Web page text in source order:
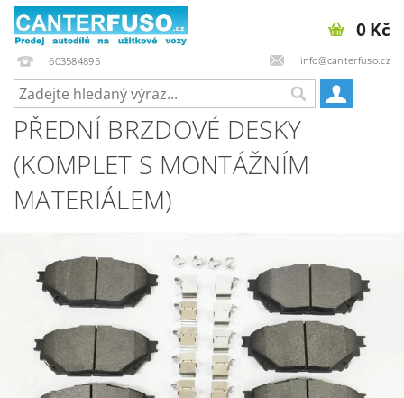
603584895 info@canterfuso.cz
0 Kč
PŘEDNÍ BRZDOVÉ DESKY
(KOMPLET S MONTÁŽNÍM
MATERIÁLEM)